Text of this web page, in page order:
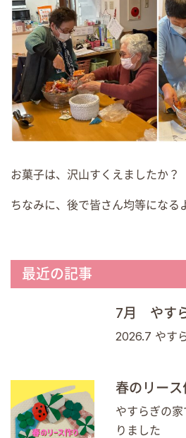
お菓子は、沢山すくえましたか？
ちなみに、後で皆さん均等になる
最近の記事
7月 やす
2026.7 やす
春のリー
やすらぎの
りました